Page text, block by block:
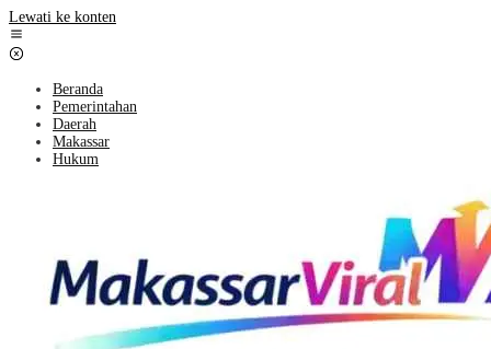
Lewati ke konten
Beranda
Pemerintahan
Daerah
Makassar
Hukum